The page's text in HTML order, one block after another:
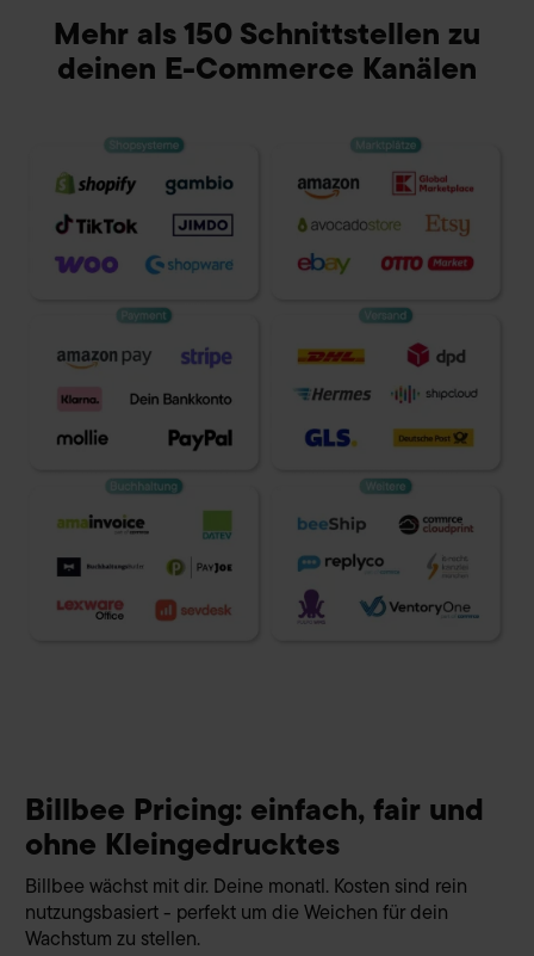
Mehr als 150 Schnittstellen zu
deinen E-Commerce Kanälen
Billbee Pricing: einfach, fair und
ohne Kleingedrucktes
Billbee wächst mit dir. Deine monatl. Kosten sind rein
nutzungsbasiert - perfekt um die Weichen für dein
Wachstum zu stellen.